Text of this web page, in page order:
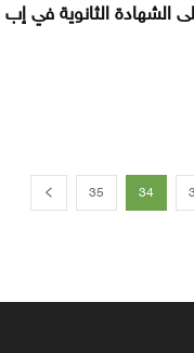
الشهادة الثانوية في إب
34
35